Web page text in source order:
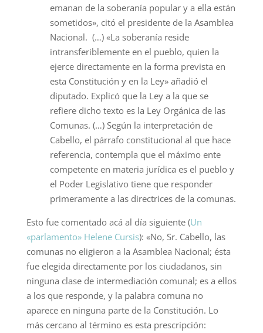
emanan de la soberanía popular y a ella están
sometidos», citó el presidente de la Asamblea
Nacional. (…) «La soberanía reside
intransferiblemente en el pueblo, quien la
ejerce directamente en la forma prevista en
esta Constitución y en la Ley» añadió el
diputado. Explicó que la Ley a la que se
refiere dicho texto es la Ley Orgánica de las
Comunas. (…) Según la interpretación de
Cabello, el párrafo constitucional al que hace
referencia, contempla que el máximo ente
competente en materia jurídica es el pueblo y
el Poder Legislativo tiene que responder
primeramente a las directrices de la comunas.
Esto fue comentado acá al día siguiente (Un
«parlamento» Helene Cursis): «No, Sr. Cabello, las
comunas no eligieron a la Asamblea Nacional; ésta
fue elegida directamente por los ciudadanos, sin
ninguna clase de intermediación comunal; es a ellos
a los que responde, y la palabra comuna no
aparece en ninguna parte de la Constitución. Lo
más cercano al término es esta prescripción: